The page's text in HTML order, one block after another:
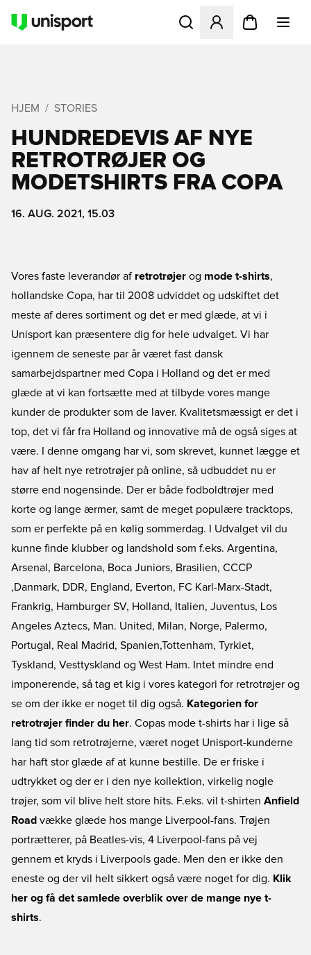
Åbner en Modal til at
HJEM STORIES
HUNDREDEVIS AF NYE
RETROTRØJER OG
MODETSHIRTS FRA COPA
16. AUG. 2021, 15.03
Vores faste leverandør af retrotrøjer og mode t-shirts,
hollandske Copa, har til 2008 udviddet og udskiftet det
meste af deres sortiment og det er med glæde, at vi i
Unisport kan præsentere dig for hele udvalget. Vi har
igennem de seneste par år været fast dansk
samarbejdspartner med Copa i Holland og det er med
glæde at vi kan fortsætte med at tilbyde vores mange
kunder de produkter som de laver. Kvalitetsmæssigt er det i
top, det vi får fra Holland og innovative må de også siges at
være. I denne omgang har vi, som skrevet, kunnet lægge et
hav af helt nye retrotrøjer på online, så udbuddet nu er
større end nogensinde. Der er både fodboldtrøjer med
korte og lange ærmer, samt de meget populære tracktops,
som er perfekte på en kølig sommerdag. I Udvalget vil du
kunne finde klubber og landshold som f.eks. Argentina,
Arsenal, Barcelona, Boca Juniors, Brasilien, CCCP
,Danmark, DDR, England, Everton, FC Karl-Marx-Stadt,
Frankrig, Hamburger SV, Holland, Italien, Juventus, Los
Angeles Aztecs, Man. United, Milan, Norge, Palermo,
Portugal, Real Madrid, Spanien,Tottenham, Tyrkiet,
Tyskland, Vesttyskland og West Ham. Intet mindre end
imponerende, så tag et kig i vores kategori for retrotrøjer og
se om der ikke er noget til dig også. Kategorien for
retrotrøjer finder du her. Copas mode t-shirts har i lige så
lang tid som retrotrøjerne, været noget Unisport-kunderne
har haft stor glæde af at kunne bestille. De er friske i
udtrykket og der er i den nye kollektion, virkelig nogle
trøjer, som vil blive helt store hits. F.eks. vil t-shirten Anfield
Road vække glæde hos mange Liverpool-fans. Trøjen
portrætterer, på Beatles-vis, 4 Liverpool-fans på vej
gennem et kryds i Liverpools gade. Men den er ikke den
eneste og der vil helt sikkert også være noget for dig. Klik
her og få det samlede overblik over de mange nye t-
shirts.